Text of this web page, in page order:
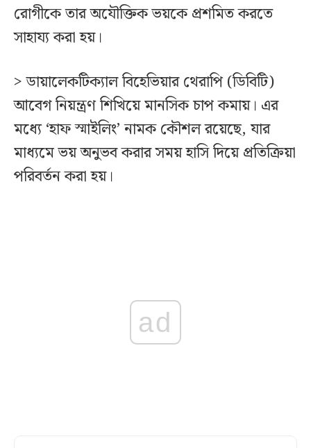
রোগীকে তার অযৌক্তিক ভয়কে প্রশমিত করতে
সাহায্য করা হয়।
> ডায়ালেকটিক্যাল বিহেভিয়ার থেরাপি (ডিবিটি)
আবেগ নিয়ন্ত্রণ শিখিয়ে মানসিক চাপ কমায়। এর
মধ্যে ‘হাফ স্মাইলিং’ নামক কৌশল রয়েছে, যার
মাধ্যমে ভয় অনুভব করার সময় হাসি দিয়ে প্রতিক্রিয়া
পরিবর্তন করা হয়।
ad